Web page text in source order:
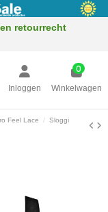
retourrecht
Inloggen
0
Winkelwagen
Feel Lace
Sloggi